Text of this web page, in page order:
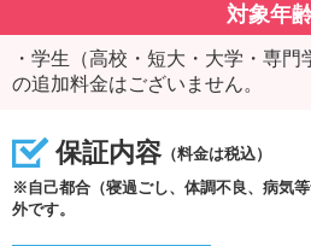
対象年
・学生（高校・短大・大学・専
の追加料金はございません。
保証内容 （料金は税込）
※自己都合（寝過ごし、体調不良、病気
外です。